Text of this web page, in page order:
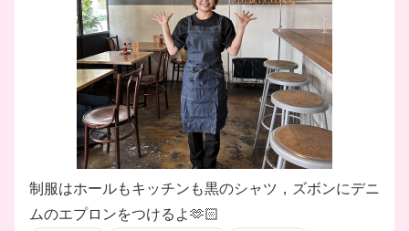
制服はホールもキッチンも黒のシャツ，ズボンにデニ
ムのエプロンをつけるよ🫶🏻